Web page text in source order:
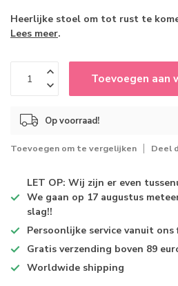
Heerlijke stoel om tot rust te
Lees meer.
Toevoegen aan
Op voorraad!
Toevoegen om te vergelijken Deel
LET OP: Wij zijn er even
We gaan op 17 augustus
slag!!
Persoonlijke service vanuit ons
Gratis verzending boven 89
Worldwide shipping